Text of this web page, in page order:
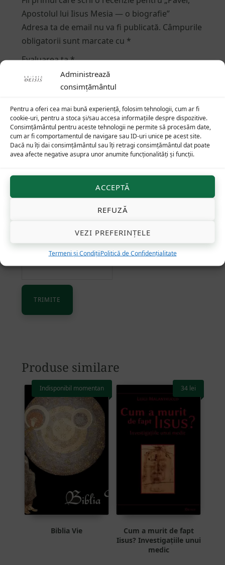
Administrează
consimțământul
Pentru a oferi cea mai bună experiență, folosim tehnologii, cum ar fi
cookie-uri, pentru a stoca și/sau accesa informațiile despre dispozitive.
Consimțământul pentru aceste tehnologii ne permite să procesăm date,
cum ar fi comportamentul de navigare sau ID-uri unice pe acest site.
Dacă nu îți dai consimțământul sau îți retragi consimțământul dat poate
avea afecte negative asupra unor anumite funcționalități și funcții.
ACCEPTĂ
REFUZĂ
VEZI PREFERINȚELE
Termeni și CondițiiPolitică de Confidențialitate
Apostolul lui Iisus Mesia — o biografie”
Adresa ta de email nu va fi publicată. Câmpurile
obligatorii sunt marcate cu *
Evaluarea ta*
Recenzia ta*
Produse similare
Biblia Vie
Indisponibil momentan
Cum a murit de fapt
Iisus? Investigațiile unui
medic
34 lei